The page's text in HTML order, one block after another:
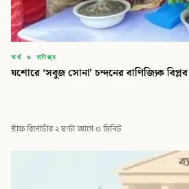
অর্থ ও বাণিজ্য
যশোরে ‘সবুজ সোনা’ চন্দনের বাণিজ্যিক বিপ্লব
স্টাফ রিপোর্টার·২ ঘণ্টা আগে·৩ মিনিট